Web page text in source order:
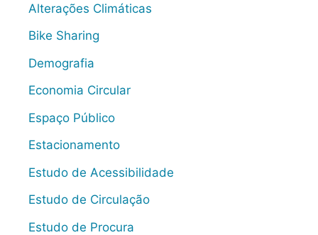
Alterações Climáticas
Bike Sharing
Demografia
Economia Circular
Espaço Público
Estacionamento
Estudo de Acessibilidade
Estudo de Circulação
Estudo de Procura